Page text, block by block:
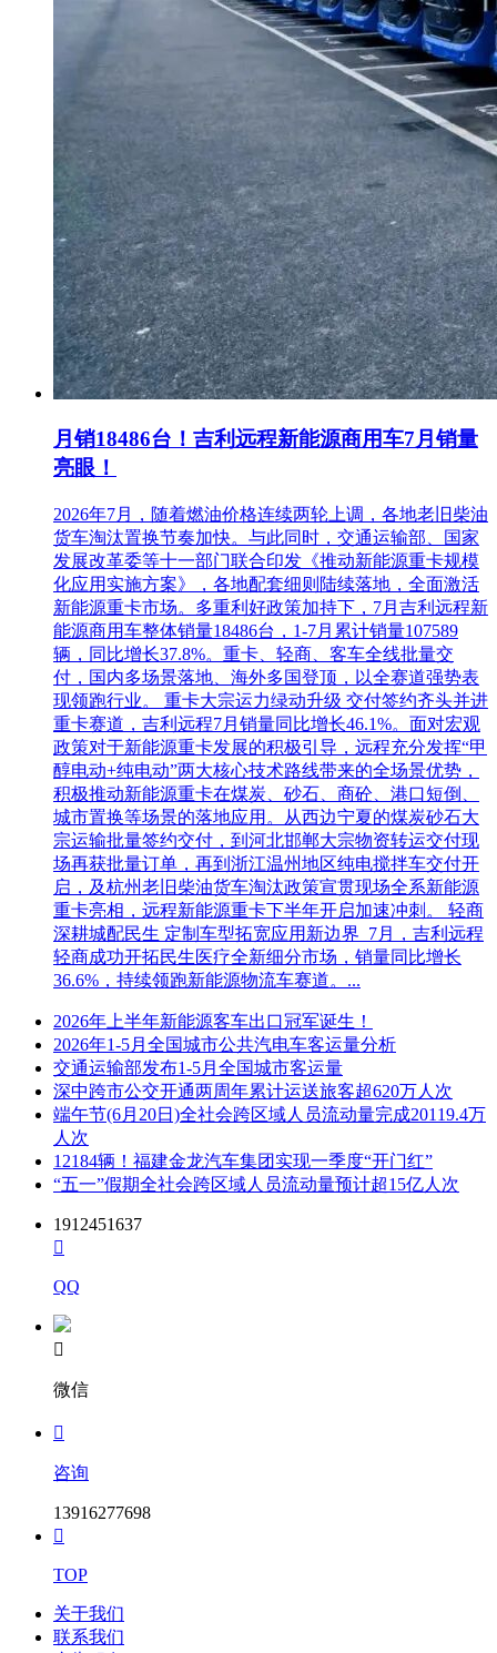
名 称：齐齐哈尔市道路水路运输事业发展中心
地 址：齐齐哈尔市龙沙区迎阳街38号
名 称：黑龙江省鼎世工程管理咨询有限公司
地 址：黑龙江省齐齐哈尔市龙沙区中汇城商贸广场A10栋011
联系方式：0452-2555668
3.项目联系方式
项目联系人：黑龙江省鼎世工程管理咨询有限公司
电 话：0452-2555668
黑龙江省鼎世工程管理咨询有限公司
月销18486台！吉利远程新能源商用车7月销量
亮眼！
2026年7月，随着燃油价格连续两轮上调，各地老旧柴油
货车淘汰置换节奏加快。与此同时，交通运输部、国家
发展改革委等十一部门联合印发《推动新能源重卡规模
化应用实施方案》，各地配套细则陆续落地，全面激活
新能源重卡市场。多重利好政策加持下，7月吉利远程新
能源商用车整体销量18486台，1-7月累计销量107589
辆，同比增长37.8%。重卡、轻商、客车全线批量交
付，国内多场景落地、海外多国登顶，以全赛道强势表
现领跑行业。 重卡大宗运力绿动升级 交付签约齐头并进
重卡赛道，吉利远程7月销量同比增长46.1%。面对宏观
政策对于新能源重卡发展的积极引导，远程充分发挥“甲
醇电动+纯电动”两大核心技术路线带来的全场景优势，
积极推动新能源重卡在煤炭、砂石、商砼、港口短倒、
城市置换等场景的落地应用。从西边宁夏的煤炭砂石大
宗运输批量签约交付，到河北邯郸大宗物资转运交付现
场再获批量订单，再到浙江温州地区纯电搅拌车交付开
启，及杭州老旧柴油货车淘汰政策宣贯现场全系新能源
重卡亮相，远程新能源重卡下半年开启加速冲刺。 轻商
深耕城配民生 定制车型拓宽应用新边界 7月，吉利远程
轻商成功开拓民生医疗全新细分市场，销量同比增长
36.6%，持续领跑新能源物流车赛道。...
2026年上半年新能源客车出口冠军诞生！
2026年1-5月全国城市公共汽电车客运量分析
交通运输部发布1-5月全国城市客运量
深中跨市公交开通两周年累计运送旅客超620万人次
端午节(6月20日)全社会跨区域人员流动量完成20119.4万
人次
12184辆！福建金龙汽车集团实现一季度“开门红”
“五一”假期全社会跨区域人员流动量预计超15亿人次
1912451637

QQ

微信

咨询
13916277698

TOP
关于我们
联系我们